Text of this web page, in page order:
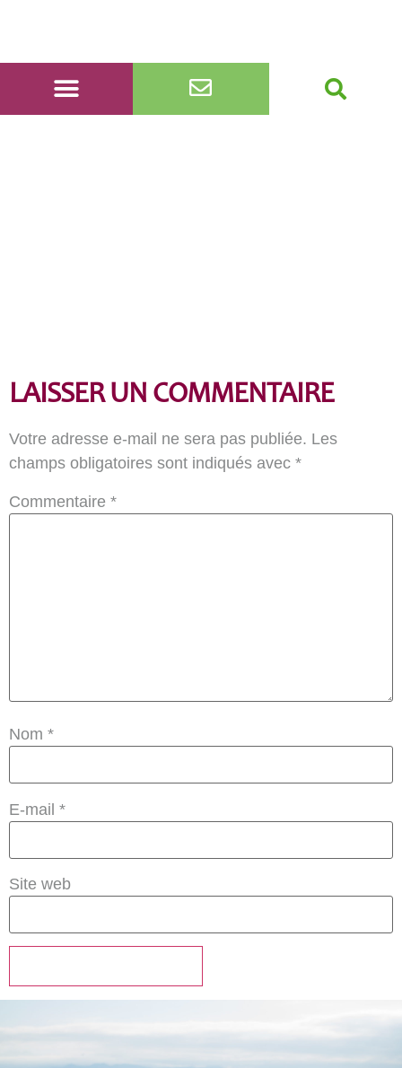
LAISSER UN COMMENTAIRE
Votre adresse e-mail ne sera pas publiée. Les
champs obligatoires sont indiqués avec *
Commentaire *
Nom *
E-mail *
Site web